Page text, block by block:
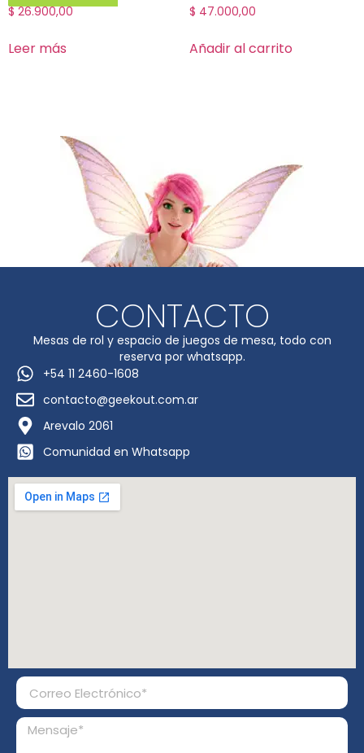
$26.900,00
Leer más
$ 47.000,00
Añadir al carrito
CONTACTO
Mesas de rol y espacio de juegos de mesa, todo con
reserva por whatsapp.
+54 11 2460-1608
contacto@geekout.com.ar
Arevalo 2061
Comunidad en Whatsapp